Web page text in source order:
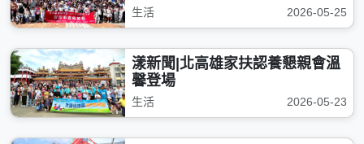
生活 2026-05-25
漾新聞|北高雄家扶認養懇親會溫
馨登場
生活 2026-05-23